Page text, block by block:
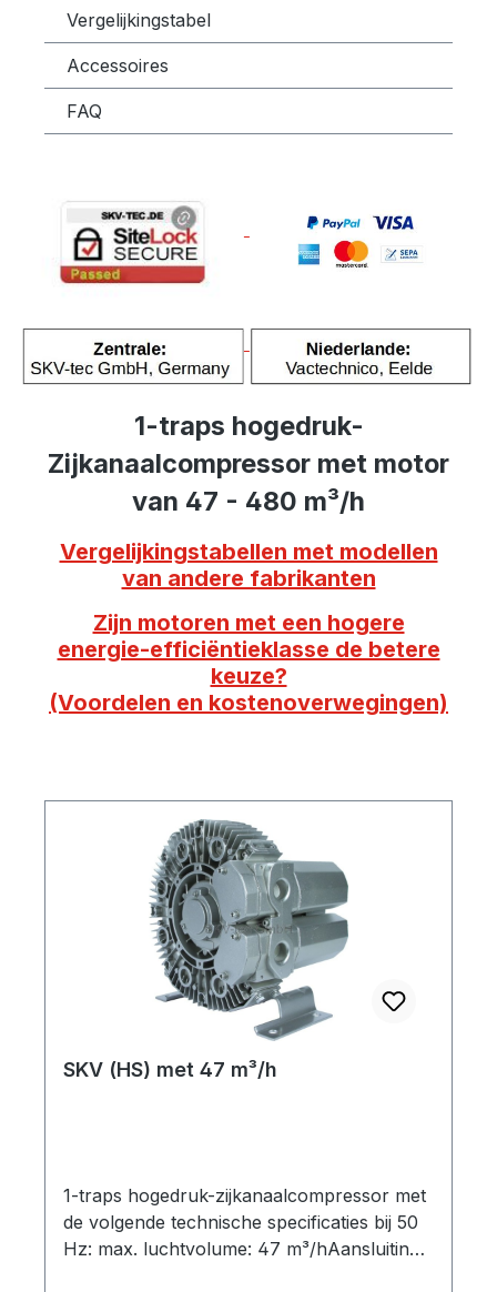
Vergelijkingstabel
Accessoires
FAQ
1-traps hogedruk-
Zijkanaalcompressor met motor
van 47 - 480 m³/h
Vergelijkingstabellen met modellen
van andere fabrikanten
Zijn motoren met een hogere
energie-efficiëntieklasse de betere
keuze?
(Voordelen en kostenoverwegingen)
SKV (HS) met 47 m³/h
1-traps hogedruk-zijkanaalcompressor met
de volgende technische specificaties bij 50
Hz: max. luchtvolume: 47 m³/hAansluiting